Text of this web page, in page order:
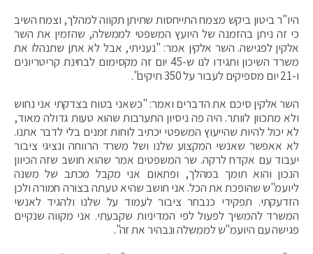
היו"ר ביטון ביקש מצמח התייחסות שתיתן תקווה למהלך, וצמח השיב
כי זה ניתן בהזמנה של היועץ המשפטי לממשלה, שהזמין את השר
אלקין לפגישה. השר אלקין אמר: "נעניתי, אבל לא אתן שתנהלו את
משרד השיכון ותגידו לנו ש-45 יום זה מקסימום לבחינת קריטריונים
ו-21 יום מספיקים לעבור על 350 תיקים".
השר אלקין סיכם את הדברים ואמר: "כשאני בטוח בצדקתי אני נחוש
ולא מתכוון לוותר. היה פה ניסיון התערבות שהוא טעות גדולה מאוד,
לא יכול להיות שהייעוץ המשפטי יכתיב לוחות זמנים בלי לדבר אתנו.
לא אאפשר שאנשי המקצוע שלנו ושל משרד הרווחה ונציגי ציבור
יעבוד עם אקדח לרקה. שר המשפטים אמר שהוא חושב שזה הכיוון
הנכון והוא תומך במהלך, ופתאום אני מקבל מכתב של משנה
ליועמ"ש שהופכת את הכל. אני חושב שהיא טעתה בצורה חמורה ולכן
הזדעקתי. תפקידי כנבחר ציבור לעמוד על שלנו ולהגיד לאנשי
המשרד להמשיך לפעול לפי המדיניות שקבעתי. אני מקווה שנקיים
פגישה עם היועמ"ש לממשלה ונבהיר את זה".